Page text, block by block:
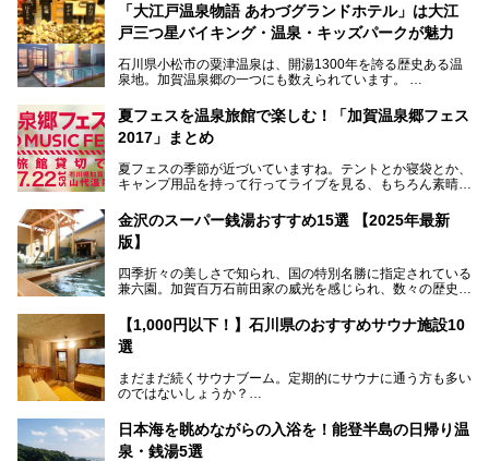
「大江戸温泉物語 あわづグランドホテル」は大江
戸三つ星バイキング・温泉・キッズパークが魅力
石川県小松市の粟津温泉は、開湯1300年を誇る歴史ある温
泉地。加賀温泉郷の一つにも数えられています。
その粟津温泉に建つ「大江戸温泉物語 あわづグランドホテ
ル」（以下、あわづグランドホテル）は客室数97室のホテ
ルで、昨年2024年12月に露天風呂を新設。充実したキッズ
2025年7月からは「大江戸三つ星バイキング」がスタート！
───
提供元：大江戸温泉物語ホテルズ＆リゾーツ株式会社【P
この記事は大江戸温泉物語 あわづグランドホテルのPR記事
です。
夏フェスを温泉旅館で楽しむ！「加賀温泉郷フェス
2017」まとめ
夏フェスの季節が近づいていますね。テントとか寝袋とか、
キャンプ用品を持って行ってライブを見る、もちろん素晴ら
いやでもね、暑いし汗や砂埃でドロドロになるしうるさくて
夜は寝られないし、若い時はそういうのが良かったんですけ
今、もうちょっと気楽なフェスはないかな、と探してたらあ
りましたよ！
「加賀温泉郷フェス 2017」が石川県・山代温泉の瑠璃光を
全館貸し切って開催！
れちゃう！なんということでしょう！！
金沢のスーパー銭湯おすすめ15選 【2025年最新
版】
四季折々の美しさで知られ、国の特別名勝に指定されている
兼六園。加賀百万石前田家の威光を感じられ、数々の歴史的
ア。国内でも特に人気の観光地の1つです。北陸新幹線で東
京から約2時間30分と、首都圏からアクセスしやすい立地も
魅力ですね。
り、観光に加えて温泉もぜひ楽しみたいところ。金沢エリア
でおすすめのスーパー銭湯をご紹介します。
【1,000円以下！】石川県のおすすめサウナ施設10
選
まだまだ続くサウナブーム。定期的にサウナに通う方も多い
のではないしょうか？
今回はそんなサウナによく行く人もこれから楽しむ人も格安
で楽しめるサウナを紹介します。
日本海を眺めながらの入浴を！能登半島の日帰り温
泉・銭湯5選